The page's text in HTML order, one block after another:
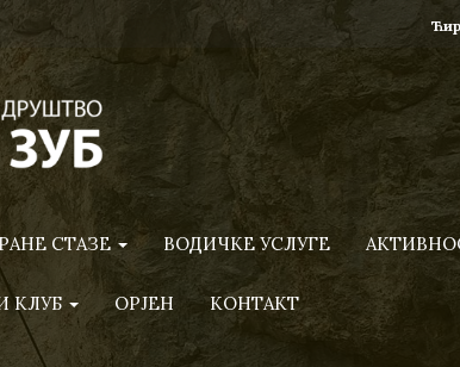
СТАЗЕ ВОДИЧКЕ УСЛУГЕ
КЛУБ ОРЈЕН КОНТАКТ